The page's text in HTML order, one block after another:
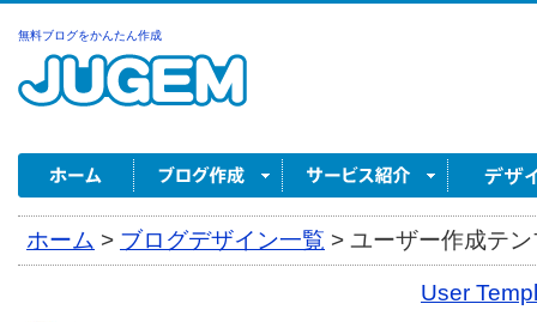
無料ブログをかんたん作成
ホーム > ブログデザイン一覧 > ユーザー作成テ
User